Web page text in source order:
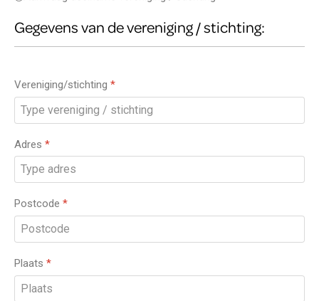
Gegevens van de vereniging / stichting:
Vereniging/stichting *
Adres *
Postcode *
Plaats *